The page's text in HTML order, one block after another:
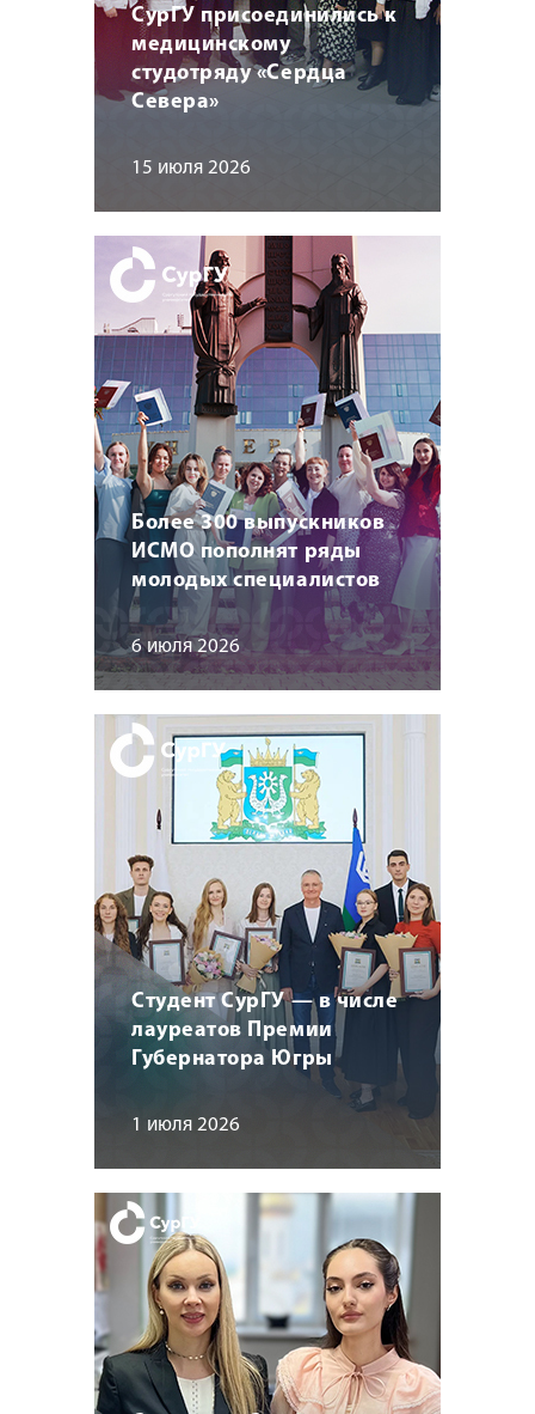
СурГУ присоединились к
медицинскому
студотряду «Сердца
Севера»
15 июля 2026
Более 300 выпускников
ИСМО пополнят ряды
молодых специалистов
6 июля 2026
Студент СурГУ — в числе
лауреатов Премии
Губернатора Югры
1 июля 2026